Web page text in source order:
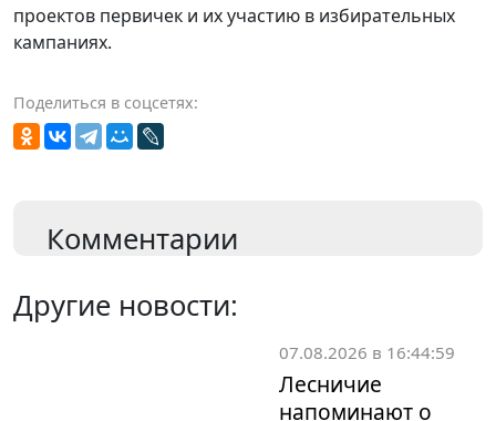
Поделиться в соцсетях:
Комментарии
соблюдении
правил при
контакте с белками